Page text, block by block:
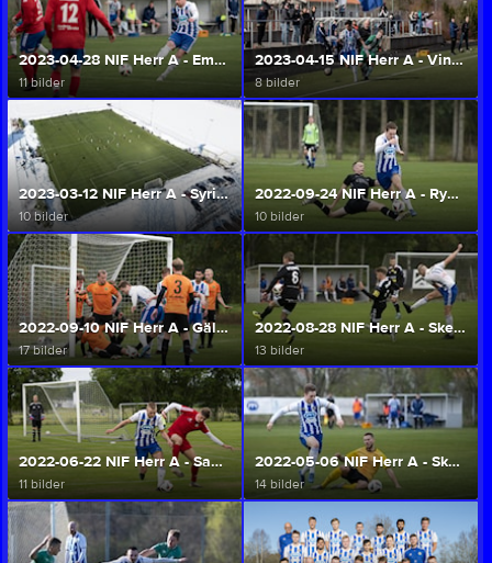
2023-04-28 NIF Herr A - Emtunga/Tråvad/Larv (1-0) (Herr A/U)
11 bilder
2023-04-15 NIF Herr A - Vinninga AIF (2-1) (Herr A/U)
8 bilder
2023-03-12 NIF Herr A - Syrianska FK Lidk (0-2) (Herr A/U)
10 bilder
2022-09-24 NIF Herr A - Rydboholms SK (Herr A/U)
10 bilder
2022-09-10 NIF Herr A - Gällstads FK (Herr A/U)
17 bilder
2022-08-28 NIF Herr A - Skene IF (Herr A/U)
13 bilder
2022-06-22 NIF Herr A - Sandareds IF (Herr A/U)
11 bilder
2022-05-06 NIF Herr A - Skepplanda BTK (Herr A/U)
14 bilder